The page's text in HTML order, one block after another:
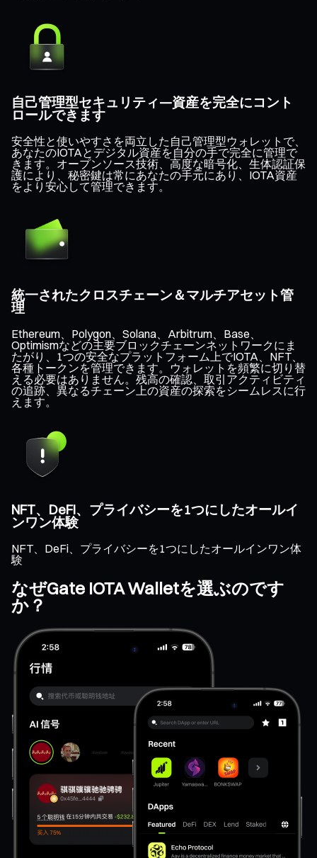
自己管理型セキュリティ—資産を完全にコント
ロールできます
安全性と使いやすさを両立した自己管理型ウォレットで、
あなたのIOTAとデジタル資産を自分の手で完全に管理で
きます。オープンソース技術、高度な暗号化、生体認証保
護により、秘密鍵は常にあなたの手元にあり、IOTA資産
をより安心して管理できます。
統一されたクロスチェーン＆マルチアセット管
理
Ethereum、Polygon、Solana、Arbitrum、Base、
Optimismなどの主要ブロックチェーンネットワークにま
たがり、1つの安全なプラットフォーム上でIOTA、NFT、
各種トークンを管理できます。ウォレットを頻繁に切り替
える必要はありません。残高の確認、取引アクティビティ
の追跡、異なるチェーン上の資産の探索をシームレスに行
えます。
NFT、DeFi、プライバシーを1つにしたオールイ
ンワン体験
NFT、DeFi、プライバシーを1つにしたオールインワン体
験
なぜGate IOTA Walletを選ぶのです
か？